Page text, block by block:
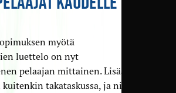
myötä
luettelo on nyt
pelaajan mittainen. Lisää
takataskussa, ja niitä